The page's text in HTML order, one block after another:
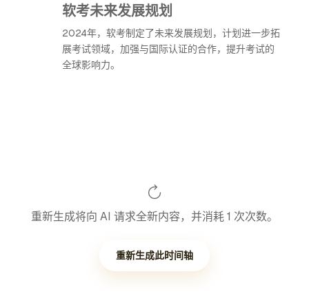
软考未来发展规划
2024年，软考制定了未来发展规划，计划进一步拓
展考试领域，加强与国际认证的合作，提升考试的
全球影响力。
重新生成将向 AI 请求全新内容，并消耗 1 次次数。
重新生成此时间轴